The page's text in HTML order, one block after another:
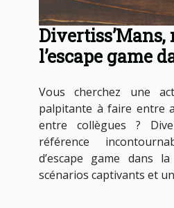
Divertiss’Mans,
l’escape game
Vous cherchez une
palpitante à faire entre
entre collègues ?
référence
d’escape game dans
scénarios captivants et